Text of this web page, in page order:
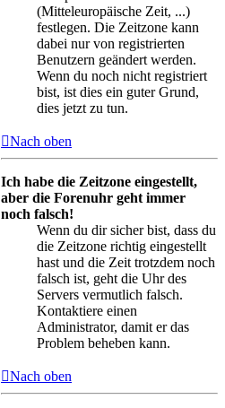
(Mitteleuropäische Zeit, ...)
festlegen. Die Zeitzone kann
dabei nur von registrierten
Benutzern geändert werden.
Wenn du noch nicht registriert
bist, ist dies ein guter Grund,
dies jetzt zu tun.
Nach oben
Ich habe die Zeitzone eingestellt,
aber die Forenuhr geht immer
noch falsch!
Wenn du dir sicher bist, dass du
die Zeitzone richtig eingestellt
hast und die Zeit trotzdem noch
falsch ist, geht die Uhr des
Servers vermutlich falsch.
Kontaktiere einen
Administrator, damit er das
Problem beheben kann.
Nach oben